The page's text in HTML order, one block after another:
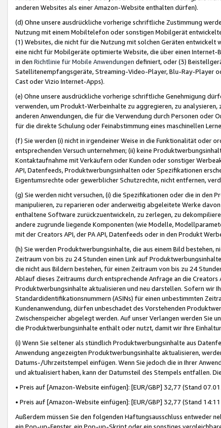
anderen Websites als einer Amazon-Website enthalten dürfen).
(d) Ohne unsere ausdrückliche vorherige schriftliche Zustimmung
Nutzung mit einem Mobiltelefon oder sonstigen Mobilgerät
(1) Websites, die nicht für die Nutzung mit solchen Geräten
eine nicht für Mobilgeräte optimierte Website, die über einen
in den Richtlinie für Mobile Anwendungen definiert, oder (3)
Satellitenempfangsgeräte, Streaming-Video-Player, Blu-Ray-Player
Cast oder Vizio Internet-Apps).
(e) Ohne unsere ausdrückliche vorherige schriftliche Genehmigung
verwenden, um Produkt-Werbeinhalte zu aggregieren, zu
anderen Anwendungen, die für die Verwendung durch Personen
für die direkte Schulung oder Feinabstimmung eines maschinellen
(f) Sie werden (i) nicht in irgendeiner Weise in die Funktionalität oder
entsprechenden Versuch unternehmen; (ii) keine
Kontaktaufnahme mit Verkäufern oder Kunden oder sonstiger
API, Datenfeeds, Produktwerbungsinhalten oder Spezifikationen
Eigentumsrechte oder gewerblicher Schutzrechte, nicht entfernen,
(g) Sie werden nicht versuchen, (i) die Spezifikationen oder die in
manipulieren, zu reparieren oder anderweitig abgeleitete Werke
enthaltene Software zurückzuentwickeln, zu zerlegen, zu
andere zugrunde liegende Komponenten (wie Modelle,
mit der Creators API, der PA API, Datenfeeds oder in den Produkt
(h) Sie werden Produktwerbungsinhalte, die aus einem Bild bestehen,
Zeitraum von bis zu 24 Stunden einen Link auf
die nicht aus Bildern bestehen, für einen Zeitraum von bis zu 24
Ablauf dieses Zeitraums durch entsprechende Anfrage an die
Produktwerbungsinhalte aktualisieren und neu darstellen. Sofern wir
Standardidentifikationsnummern (ASINs) für einen unbestimmten
Kundenanwendung, dürfen unbeschadet des Vorstehenden
Zwischenspeicher abgelegt werden. Auf unser Verlangen werden Sie
die Produktwerbungsinhalte enthält oder nutzt, damit wir Ihre
(i) Wenn Sie seltener als stündlich Produktwerbungsinhalte aus
Anwendung angezeigten Produktwerbungsinhalte aktualisieren,
Datums-/Uhrzeitstempel einfügen. Wenn Sie jedoch die in Ihrer
und aktualisiert haben, kann der Datumsteil des Stempels entfallen.
• Preis auf [Amazon-Website einfügen]: [EUR/GBP] 32,77 (Stand
• Preis auf [Amazon-Website einfügen]: [EUR/GBP] 32,77 (Stand
Außerdem müssen Sie den folgenden Haftungsausschluss entweder
ein Pop-up-Fenster, ein Pop-up-Skript oder ein sonstiges